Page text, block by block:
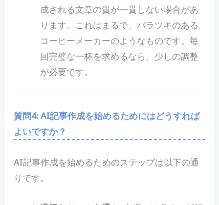
成される文章の質が一貫しない場合があ
ります。これはまるで、バラツキのある
コーヒーメーカーのようなものです。毎
回完璧な一杯を求めるなら、少しの調整
が必要です。
質問4: AI記事作成を始めるためにはどうすれば
よいですか？
AI記事作成を始めるためのステップは以下の通
りです。